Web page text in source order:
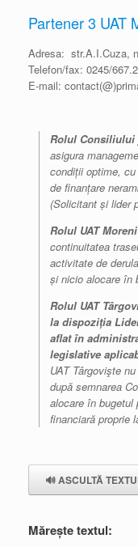
Partener 3 UAT
Adresa: str.A.I.Cuza,
Telefon/fax: 0245/
E-mail:
Rolul Consiliului
asigura
condiții optime,
de finanțare
(Solicitant și lider
Rolul UAT
continuitatea
activitate de
și nicio alocare în
Rolul UAT
la dispoziția
aflat în
legislative
UAT Târgovişte
după semnarea
alocare în bugetul
financiară proprie
🔊 ASCULTĂ
Mărește textul: